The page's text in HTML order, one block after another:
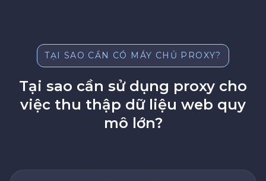
TẠI SAO CẦN CÓ MÁY CHỦ PROXY?
Tại sao cần sử dụng proxy cho
việc thu thập dữ liệu web quy
mô lớn?